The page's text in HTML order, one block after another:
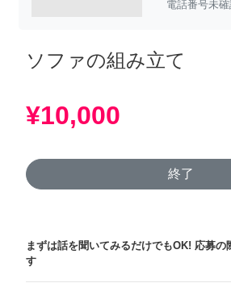
電話番号未
ソファの組み立て
¥10,000
終了
まずは話を聞いてみるだけでもOK! 応募の
す